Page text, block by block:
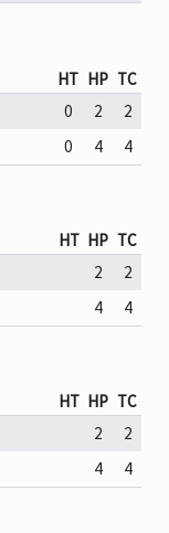
HT HP TC
0 2
2
0 4 4
HT HP TC
2
2
4 4
HT HP TC
2
2
4 4